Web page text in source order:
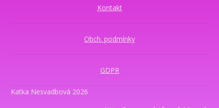
Kontakt
Obch. podmínky
GDPR
Katka Nesvadbová 2026